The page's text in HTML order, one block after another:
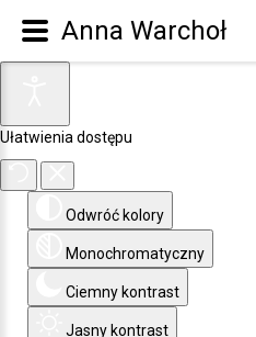
Ułatwienia dostępu
Odwróć kolory
Monochromatyczny
Ciemny kontrast
Jasny kontrast
Anna Warchoł